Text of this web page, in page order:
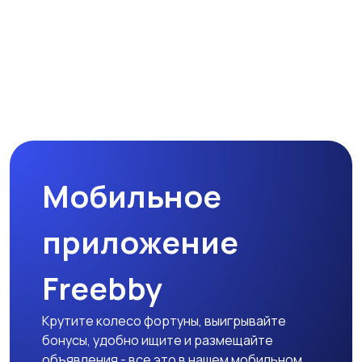
Мобильное
приложение
Freebby
Крутите колесо фортуны, выигрывайте
бонусы, удобно ищите и размещайте